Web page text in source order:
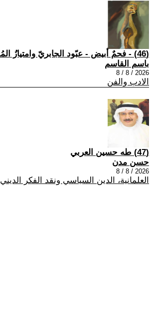
(46) - فحمٌ أبيض - عبّود الجابريّ وامتيازُ المُفارقَة
باسم القاسم
2026 / 8 / 8
الادب والفن
(47) طه حسين العربي
حسن مدن
2026 / 8 / 8
العلمانية، الدين السياسي ونقد الفكر الديني